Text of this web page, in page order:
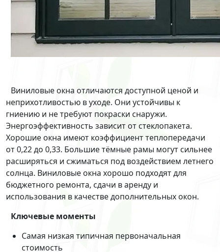
Виниловые окна отличаются доступной ценой и
неприхотливостью в уходе. Они устойчивы к
гниению и не требуют покраски снаружи.
Энергоэффективность зависит от стеклопакета.
Хорошие окна имеют коэффициент теплопередачи
от 0,22 до 0,33. Большие тёмные рамы могут сильнее
расширяться и сжиматься под воздействием летнего
солнца. Виниловые окна хорошо подходят для
бюджетного ремонта, сдачи в аренду и
использования в качестве дополнительных окон.
Ключевые моменты
Самая низкая типичная первоначальная
стоимость